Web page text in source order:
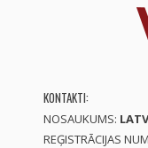
KONTAKTI:
NOSAUKUMS:
REĢISTRĀCIJAS